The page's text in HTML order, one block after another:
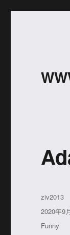
作
者
ziv2013
发
布
2020年9
分
Funny